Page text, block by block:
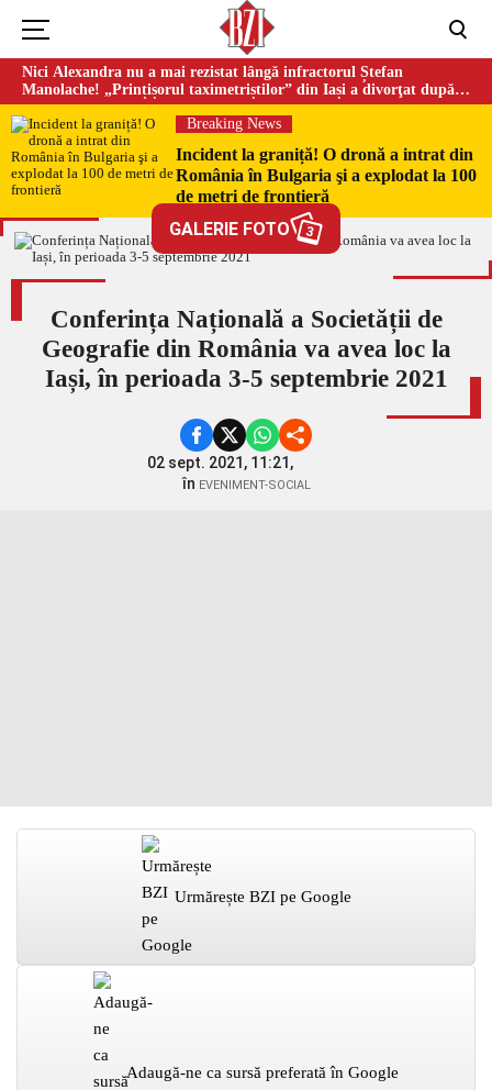
Nici Alexandra nu a mai rezistat lângă infractorul Ștefan
Manolache! „Prințișorul taximetriștilor” din Iași a divorţat după
doi ani de căsnicie
Breaking News
Incident la graniță! O dronă a intrat din
România în Bulgaria şi a explodat la 100
de metri de frontieră
GALERIE FOTO 3
Conferința Națională a Societății de
Geografie din România va avea loc la
Iași, în perioada 3-5 septembrie 2021
02 sept. 2021, 11:21,
în EVENIMENT-SOCIAL
Urmărește BZI pe Google
Adaugă-ne ca sursă preferată în Google